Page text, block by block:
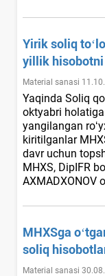
Yirik soliq
yillik
Material sanasi
Yaqinda Soliq
oktyabri
yangilangan
kiritilganlar
davr uchun
MHXS, DipIFR
AXMADXONOV
MHXSga
soliq
Material sanasi